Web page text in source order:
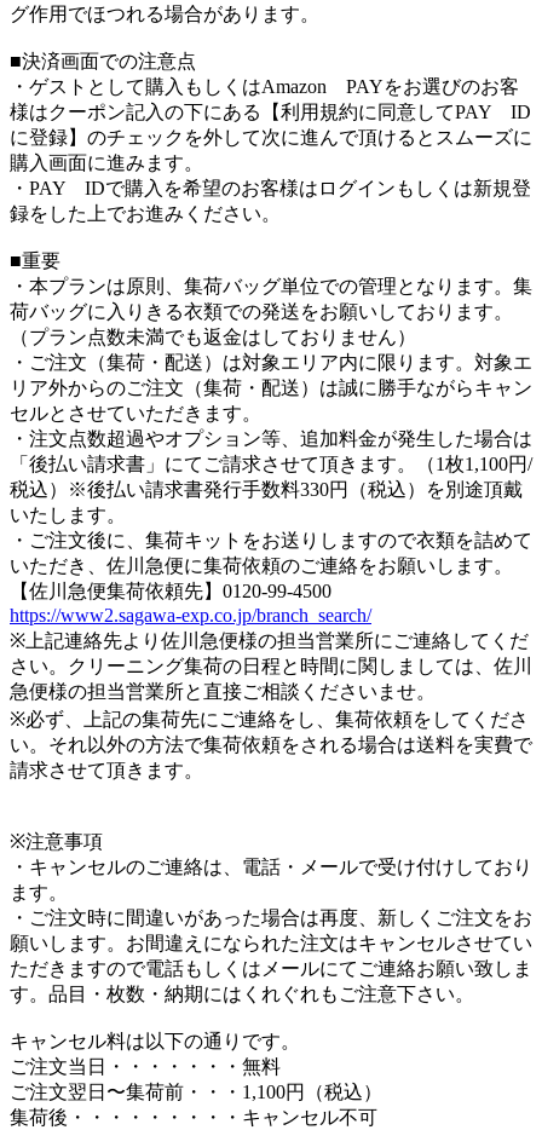
グ作用でほつれる場合があります。
■決済画面での注意点
・ゲストとして購入もしくはAmazon PAYをお選びのお客
様はクーポン記入の下にある【利用規約に同意してPAY ID
に登録】のチェックを外して次に進んで頂けるとスムーズに
購入画面に進みます。
・PAY IDで購入を希望のお客様はログインもしくは新規登
録をした上でお進みください。
■重要
・本プランは原則、集荷バッグ単位での管理となります。集
荷バッグに入りきる衣類での発送をお願いしております。
（プラン点数未満でも返金はしておりません）
・ご注文（集荷・配送）は対象エリア内に限ります。対象エ
リア外からのご注文（集荷・配送）は誠に勝手ながらキャン
セルとさせていただきます。
・注文点数超過やオプション等、追加料金が発生した場合は
「後払い請求書」にてご請求させて頂きます。（1枚1,100円/
税込）※後払い請求書発行手数料330円（税込）を別途頂戴
いたします。
・ご注文後に、集荷キットをお送りしますので衣類を詰めて
いただき、佐川急便に集荷依頼のご連絡をお願いします。
【佐川急便集荷依頼先】0120-99-4500
https://www2.sagawa-exp.co.jp/branch_search/
※上記連絡先より佐川急便様の担当営業所にご連絡してくだ
さい。クリーニング集荷の日程と時間に関しましては、佐川
急便様の担当営業所と直接ご相談くださいませ。
※必ず、上記の集荷先にご連絡をし、集荷依頼をしてくださ
い。それ以外の方法で集荷依頼をされる場合は送料を実費で
請求させて頂きます。
※注意事項
・キャンセルのご連絡は、電話・メールで受け付けしており
ます。
・ご注文時に間違いがあった場合は再度、新しくご注文をお
願いします。お間違えになられた注文はキャンセルさせてい
ただきますので電話もしくはメールにてご連絡お願い致しま
す。品目・枚数・納期にはくれぐれもご注意下さい。
キャンセル料は以下の通りです。
ご注文当日・・・・・・・無料
ご注文翌日〜集荷前・・・1,100円（税込）
集荷後・・・・・・・・・キャンセル不可